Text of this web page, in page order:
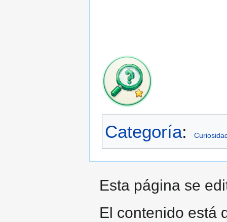
Categoría:
Esta página se
El contenido está